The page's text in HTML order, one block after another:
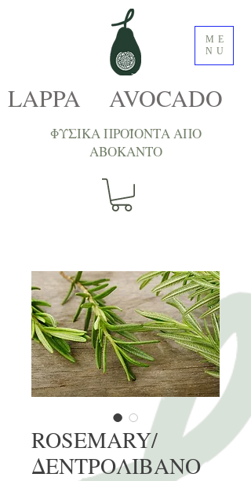
ME
NU
LAPPA AVOCADO
ΦΥΣΙΚΑ ΠΡΟΪΟΝΤΑ ΑΠΟ
ΑΒΟΚΑNTΟ
ROSEMARY/
ΔΕΝΤΡΟΛΙΒΑΝΟ